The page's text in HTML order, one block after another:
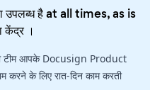
उपलब्ध है at all times, as is
केंद्र।
टीम आपके Docusign Product
के लिए रात-दिन काम करती